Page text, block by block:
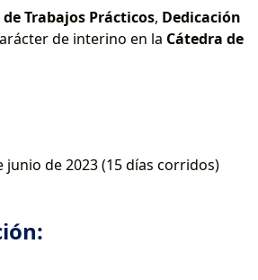
de Trabajos Prácticos, Dedicación
de interino en la Cátedra de
junio de 2023 (15 días corridos)